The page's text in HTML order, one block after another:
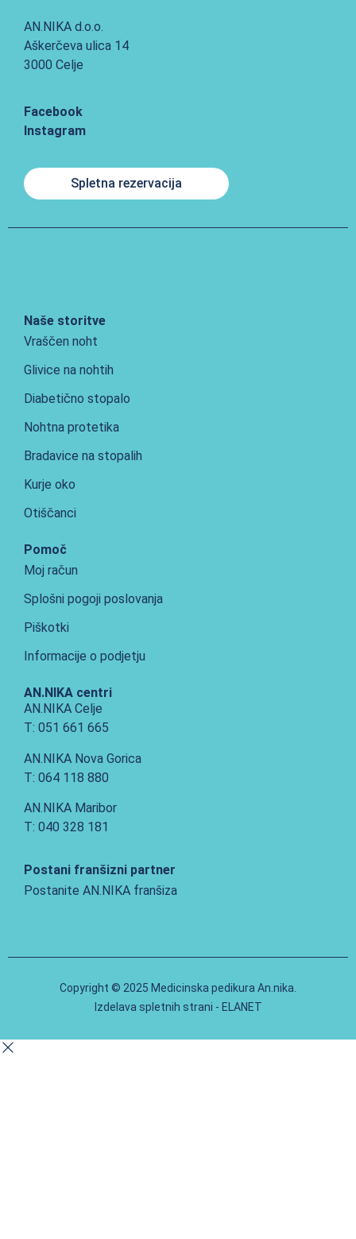
AN.NIKA d.o.o.
Aškerčeva ulica 14
3000 Celje
Facebook
Instagram
Spletna rezervacija
Naše storitve
Vraščen noht
Glivice na nohtih
Diabetično stopalo
Nohtna protetika
Bradavice na stopalih
Kurje oko
Otiščanci
Pomoč
Moj račun
Splošni pogoji poslovanja
Piškotki
Informacije o podjetju
AN.NIKA centri
AN.NIKA Celje
T: 051 661 665
AN.NIKA Nova Gorica
T: 064 118 880
AN.NIKA Maribor
T: 040 328 181
Postani franšizni partner
Postanite AN.NIKA franšiza
Copyright © 2025 Medicinska pedikura An.nika.
Izdelava spletnih strani - ELANET